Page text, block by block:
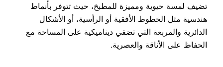
تضيف لمسة حيوية ومميزة للمطبخ، حيث تتوفر بأنماط
هندسية مثل الخطوط الأفقية أو الرأسية، أو الأشكال
الدائرية والمربعة التي تضفي ديناميكية على المساحة مع
الحفاظ على الأناقة والعصرية.